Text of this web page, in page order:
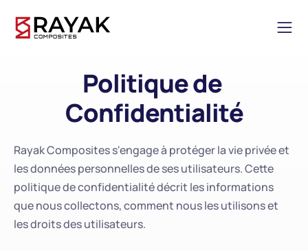
Politique de
Confidentialité
Rayak Composites s'engage à protéger la vie privée et
les données personnelles de ses utilisateurs. Cette
politique de confidentialité décrit les informations
que nous collectons, comment nous les utilisons et
les droits des utilisateurs.